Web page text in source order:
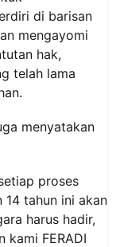
di barisan
mengayomi
hak,
telah lama
menyatakan
proses
14 tahun ini akan
harus hadir,
kami FERADI